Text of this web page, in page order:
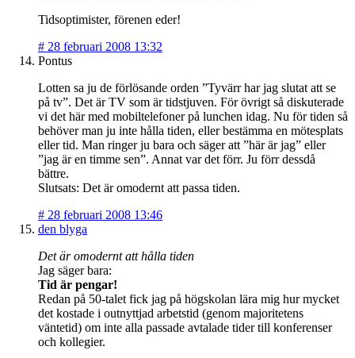
Tidsoptimister, förenen eder!
# 28 februari 2008 13:32
Pontus
Lotten sa ju de förlösande orden ”Tyvärr har jag slutat att se
på tv”. Det är TV som är tidstjuven. För övrigt så diskuterade
vi det här med mobiltelefoner på lunchen idag. Nu för tiden så
behöver man ju inte hålla tiden, eller bestämma en mötesplats
eller tid. Man ringer ju bara och säger att ”här är jag” eller
”jag är en timme sen”. Annat var det förr. Ju förr dessdå
bättre.
Slutsats: Det är omodernt att passa tiden.
# 28 februari 2008 13:46
den blyga
Det är omodernt att hålla tiden
Jag säger bara:
Tid är pengar!
Redan på 50-talet fick jag på högskolan lära mig hur mycket
det kostade i outnyttjad arbetstid (genom majoritetens
väntetid) om inte alla passade avtalade tider till konferenser
och kollegier.